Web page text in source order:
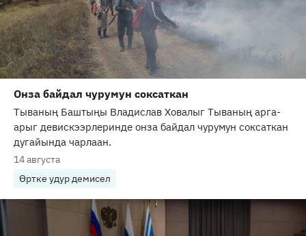
Онза байдал чурумун соксаткан
Тываның Баштыңы Владислав Ховалыг Тываның арга-
арыг девискээрлеринде онза байдал чурумун соксаткан
дугайында чарлаан.
14 августа
Өртке удур демисел